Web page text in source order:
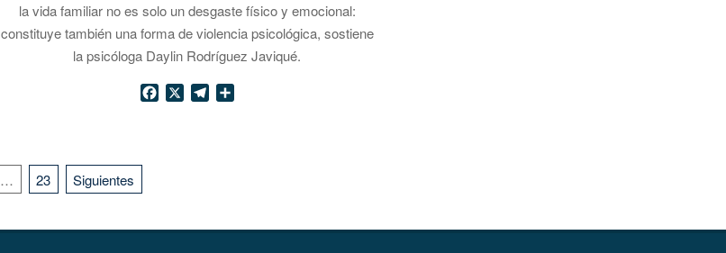
la vida familiar no es solo un desgaste físico y emocional:
constituye también una forma de violencia psicológica, sostiene
la psicóloga Daylin Rodríguez Javiqué.
Facebook
X TelegramCompartir
… 23 Siguientes